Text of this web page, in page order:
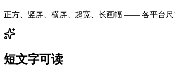
正方、竖屏、横屏、超宽、长画幅 —— 各平台尺
短文字可读